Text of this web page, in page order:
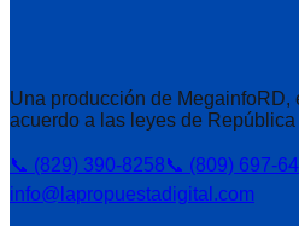
Una producción de MegainfoRD,
acuerdo a las leyes de
📞 (829) 390-8258📞 (809) 697-
info@lapropuestadigital.com